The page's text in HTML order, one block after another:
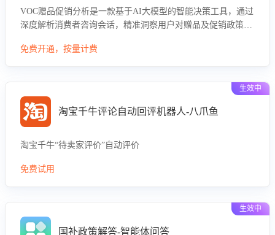
VOC赠品促销分析是一款基于AI大模型的智能决策工具，通过
深度解析消费者咨询会话，精准洞察用户对赠品及促销政策的
求，帮助企业制定个性化赠品组合策略，优化资源投放并淘汰
免费开通，按量计费
生效中
淘宝千牛评论自动回评机器人-八爪鱼
淘宝千牛“待卖家评价”自动评价
免费试用
生效中
国补政策解答-智能体问答